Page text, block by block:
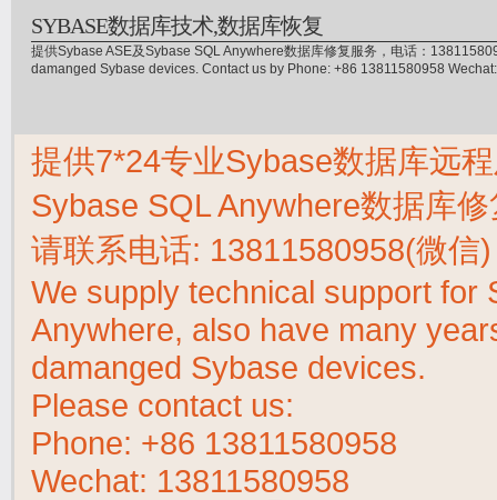
SYBASE数据库技术,数据库恢复
提供Sybase ASE及Sybase SQL Anywhere数据库修复服务，电话：
damanged Sybase devices. Contact us by Phone: +86 13811580958
提供7*24专业Sybase数据库远
Sybase SQL Anywhere数据库
请联系电话: 13811580958(微信
We supply technical support for
Anywhere, also have many
damanged Sybase devices.
Please contact us:
Phone: +86 13811580958
Wechat: 13811580958